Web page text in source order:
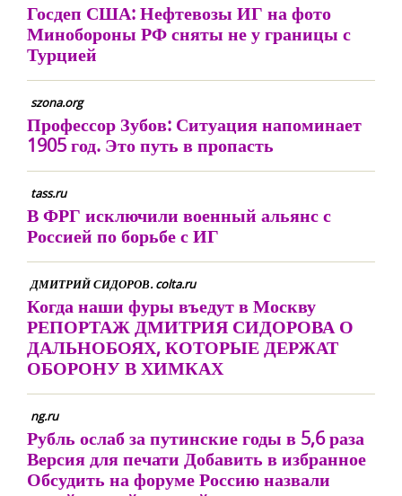
Госдеп США: Нефтевозы ИГ на фото
Минобороны РФ сняты не у границы с
Турцией
szona.org
Профессор Зубов: Ситуация напоминает
1905 год. Это путь в пропасть
tass.ru
В ФРГ исключили военный альянс с
Россией по борьбе с ИГ
ДМИТРИЙ СИДОРОВ. colta.ru
Когда наши фуры въедут в Москву
РЕПОРТАЖ ДМИТРИЯ СИДОРОВА О
ДАЛЬНОБОЯХ, КОТОРЫЕ ДЕРЖАТ
ОБОРОНУ В ХИМКАХ
ng.ru
Рубль ослаб за путинские годы в 5,6 раза
Версия для печати Добавить в избранное
Обсудить на форуме Россию назвали